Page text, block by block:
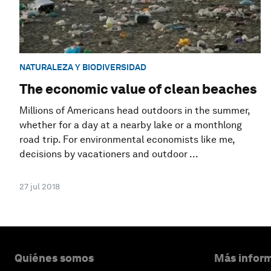
NATURALEZA Y BIODIVERSIDAD
The economic value of clean beaches
Millions of Americans head outdoors in the summer,
whether for a day at a nearby lake or a monthlong
road trip. For environmental economists like me,
decisions by vacationers and outdoor ...
27 jul 2018
Quiénes somos Más